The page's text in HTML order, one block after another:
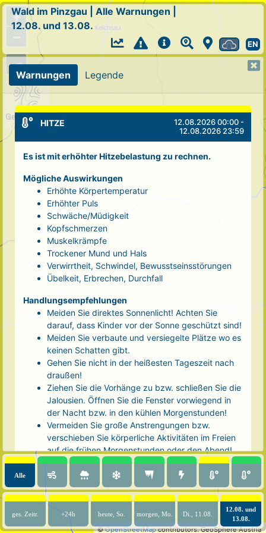
+
©OpenStreetMapcontributors. GeoSphere Austria
Wald im Pinzgau Alle Warnungen
12.08. und 13.08.
EN
Warnungen Legende
HITZE
12.08.2026 00:00 -
12.08.2026 23:59
Es ist mit erhöhter Hitzebelastung zu rechnen.
Mögliche Auswirkungen
Erhöhte Körpertemperatur
Erhöhter Puls
Schwäche/Müdigkeit
Kopfschmerzen
Muskelkrämpfe
Trockener Mund und Hals
Verwirrtheit, Schwindel, Bewusstseinsstörungen
Übelkeit, Erbrechen, Durchfall
Handlungsempfehlungen
Meiden Sie direktes Sonnenlicht! Achten Sie
darauf, dass Kinder vor der Sonne geschützt sind!
Meiden Sie verbaute und versiegelte Plätze wo es
keinen Schatten gibt.
Gehen Sie nicht in der heißesten Tageszeit nach
draußen!
Ziehen Sie die Vorhänge zu bzw. schließen Sie die
Jalousien. Öffnen Sie die Fenster vorwiegend in
der Nacht bzw. in den kühlen Morgenstunden!
Vermeiden Sie große Anstrengungen bzw.
verschieben Sie körperliche Aktivitäten im Freien
auf die frühen Morgenstunden oder den Abend!
Tragen Sie luftige, helle Kleidung und eine
Kopfbedeckung!
Nehmen Sie eine kühle Dusche! Auch kalte Arm-
und Fußbäder wirken entlastend.
Trinken Sie ausreichend und regelmäßig
(mindestens 2 - 3 Liter pro Tag)! Optimal sind
Alle
ges. Zeitr. +24h heute, So. morgen, Mo. Di., 11.08.
12.08. und
13.08.